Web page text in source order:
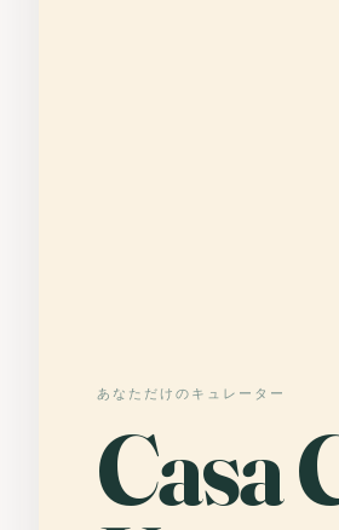
あなただけのキュレーター
Casa